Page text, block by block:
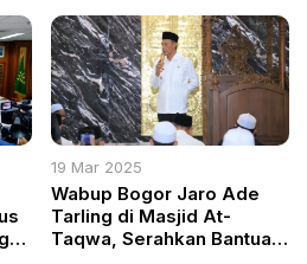
19 Mar 2025
Wabup Bogor Jaro Ade
Tarling di Masjid At-
Taqwa, Serahkan Bantuan